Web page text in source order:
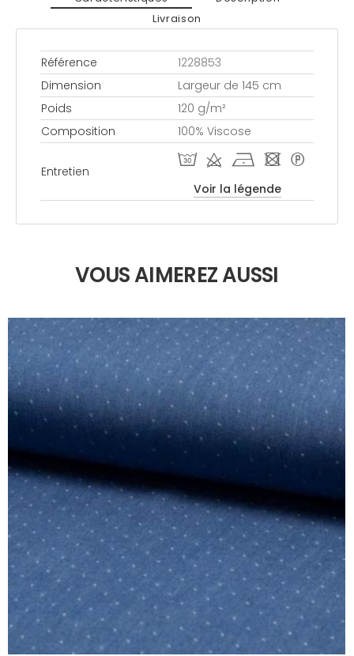
Livraison
Référence
1228853
Dimension
Largeur de 145 cm
Poids
120 g/m²
Composition
100% Viscose
Entretien
T d h - *
Voir la légende
VOUS AIMEREZ AUSSI